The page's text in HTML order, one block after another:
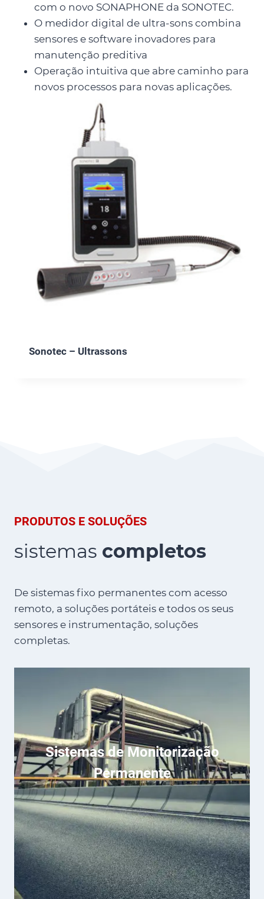
com o novo SONAPHONE da SONOTEC.
O medidor digital de ultra-sons combina
sensores e software inovadores para
manutenção preditiva
Operação intuitiva que abre caminho para
novos processos para novas aplicações.
Sonotec – Ultrassons
PRODUTOS E SOLUÇÕES
sistemas completos
De sistemas fixo permanentes com acesso
remoto, a soluções portáteis e todos os seus
sensores e instrumentação, soluções
completas.
Sistemas de Monitorização
Permanente